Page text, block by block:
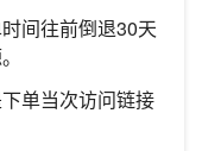
间往前倒退30天
单当次访问链接